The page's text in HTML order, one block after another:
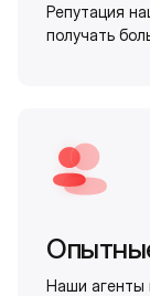
Репутация
получать
Наши агенты